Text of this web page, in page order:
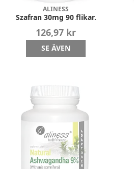
ALINESS
Szafran 30mg 90 flikar.
126,97 kr
SE ÄVEN